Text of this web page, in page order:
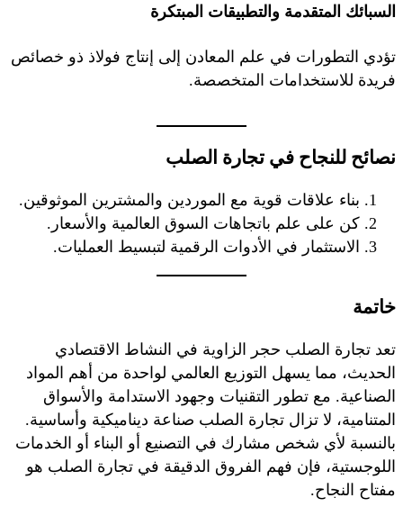
السبائك المتقدمة والتطبيقات المبتكرة
تؤدي التطورات في علم المعادن إلى إنتاج فولاذ ذو خصائص
فريدة للاستخدامات المتخصصة.
نصائح للنجاح في تجارة الصلب
بناء علاقات قوية مع الموردين والمشترين الموثوقين.
كن على علم باتجاهات السوق العالمية والأسعار.
الاستثمار في الأدوات الرقمية لتبسيط العمليات.
خاتمة
تعد تجارة الصلب حجر الزاوية في النشاط الاقتصادي
الحديث، مما يسهل التوزيع العالمي لواحدة من أهم المواد
الصناعية. مع تطور التقنيات وجهود الاستدامة والأسواق
المتنامية، لا تزال تجارة الصلب صناعة ديناميكية وأساسية.
بالنسبة لأي شخص مشارك في التصنيع أو البناء أو الخدمات
اللوجستية، فإن فهم الفروق الدقيقة في تجارة الصلب هو
مفتاح النجاح.